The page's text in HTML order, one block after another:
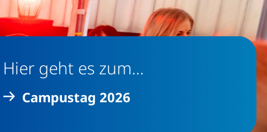
Hier geht es zum…
Campustag 2026